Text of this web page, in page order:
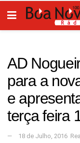
AD
para a
e
terça feira
18 de Julho, 2016